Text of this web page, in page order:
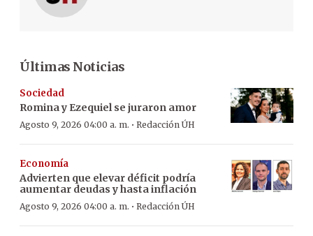
Últimas Noticias
Sociedad
Romina y Ezequiel se juraron amor
Agosto 9, 2026 04:00 a. m. · Redacción ÚH
Economía
Advierten que elevar déficit podría
aumentar deudas y hasta inflación
Agosto 9, 2026 04:00 a. m. · Redacción ÚH